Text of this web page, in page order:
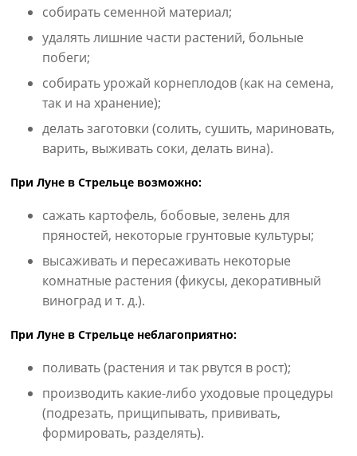
собирать семенной материал;
удалять лишние части растений, больные
побеги;
собирать урожай корнеплодов (как на семена,
так и на хранение);
делать заготовки (солить, сушить, мариновать,
варить, выживать соки, делать вина).
При Луне в Стрельце возможно:
сажать картофель, бобовые, зелень для
пряностей, некоторые грунтовые культуры;
высаживать и пересаживать некоторые
комнатные растения (фикусы, декоративный
виноград и т. д.).
При Луне в Стрельце неблагоприятно:
поливать (растения и так рвутся в рост);
производить какие-либо уходовые процедуры
(подрезать, прищипывать, прививать,
формировать, разделять).